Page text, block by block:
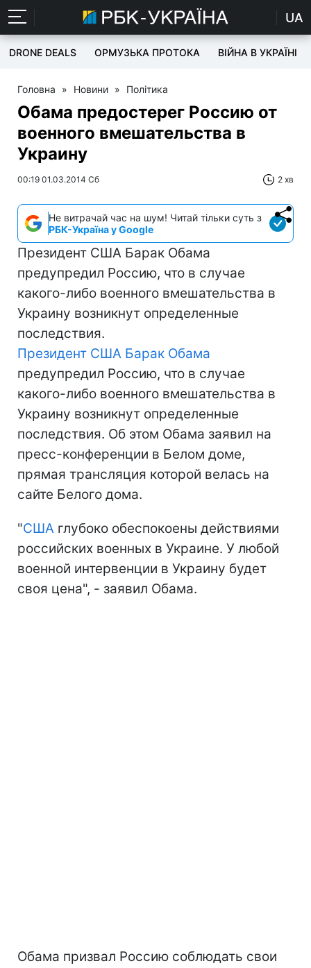
UA
DRONE DEALS ОРМУЗЬКА ПРОТОКА ВІЙНА В УКРАЇНІ
Головна » Новини » Політика
Обама предостерег Россию от
военного вмешательства в
Украину
00:19 01.03.2014 Сб 2 хв
Не витрачай час на шум! Читай тільки суть з
РБК-Україна у Google
Президент США Барак Обама
предупредил Россию, что в случае
какого-либо военного вмешательства в
Украину возникнут определенные
последствия.
Президент США Барак Обама
предупредил Россию, что в случае
какого-либо военного вмешательства в
Украину возникнут определенные
последствия. Об этом Обама заявил на
пресс-конференции в Белом доме,
прямая трансляция которой велась на
сайте Белого дома.
"США глубоко обеспокоены действиями
российских военных в Украине. У любой
военной интервенции в Украину будет
своя цена", - заявил Обама.
Обама призвал Россию соблюдать свои